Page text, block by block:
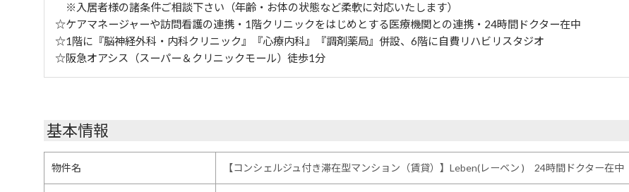
※入居者様の諸条件ご相談下さい（年齢・お体の状態など柔軟に対応いたします）
☆ケアマネージャーや訪問看護の連携・1階クリニックをはじめとする医療機関との連携・24時間ドクター在中
☆1階に『脳神経外科・内科クリニック』『心療内科』『調剤薬局』併設、6階に自費リハビリスタジオ
☆阪急オアシス（スーパー＆クリニックモール）徒歩1分
基本情報
物件名 【コンシェルジュ付き滞在型マンション（賃貸）】Leben(レーベン ) 24時間ドクター在中